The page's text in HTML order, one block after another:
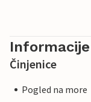
Činjenice
Pogled na more